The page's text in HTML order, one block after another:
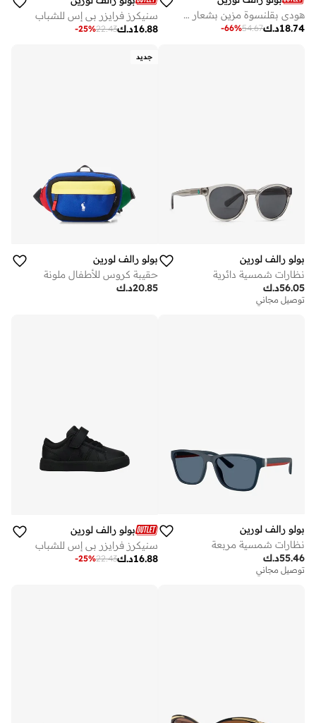
هودي بقلنسوة مزين بشعار مع تفاصيل برباط
د.ك18.74
54.67
-66%
سنيكرز فرايزر بي إس للشباب
د.ك16.88
22.43
-25%
بولو رالف لورين
نظارات شمسية دائرية
د.ك56.05
توصيل مجاني
جديد
بولو رالف لورين
حقيبة كروس للأطفال ملونة
د.ك20.85
بولو رالف لورين
نظارات شمسية مربعة
د.ك55.46
توصيل مجاني
بولو رالف لورين
سنيكرز فرايزر بي إس للشباب
د.ك16.88
22.43
-25%